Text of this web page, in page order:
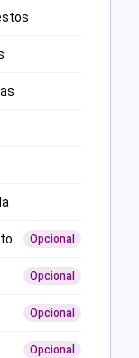
Opcional
Opcional
Opcional
Opcional